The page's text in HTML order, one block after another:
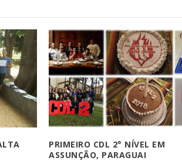
PRIMEIRO CDL 2° NÍVEL EM
ASSUNÇÃO, PARAGUAI